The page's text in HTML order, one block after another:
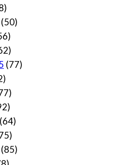
(50)
(77)
(64)
(85)